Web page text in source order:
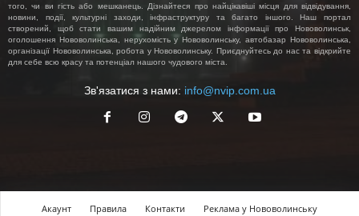
того, чи ви гість або мешканець. Дізнайтеся про найцікавіші місця для відвідування,
новини, події, культурні заходи, інфраструктуру та багато іншого. Наш портал
створений, щоб стати вашим надійним джерелом інформації про Нововолинськ,
оголошення Нововолинська, нерухомість у Нововолинську, автобазар Нововолинська,
організації Нововолинська, робота у Нововолинську. Приєднуйтесь до нас та відкрийте
для себе всю красу та потенціал нашого чудового міста.
Зв'язатися з нами: info@nvip.com.ua
Акаунт Правила Контакти
Реклама у Нововолинську